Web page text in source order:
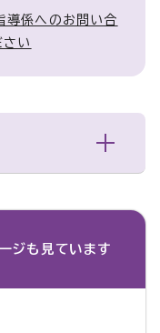
導係へのお問い合
さい
ジも見ています